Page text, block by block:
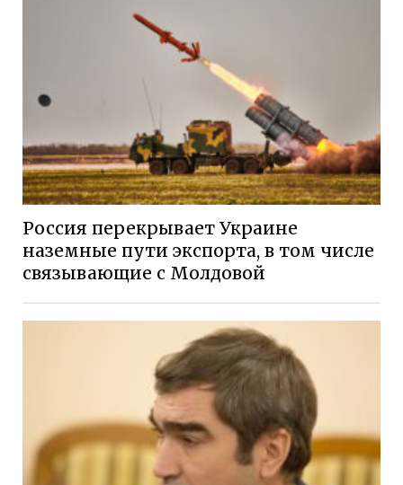
Россия перекрывает Украине
наземные пути экспорта, в том числе
связывающие с Молдовой